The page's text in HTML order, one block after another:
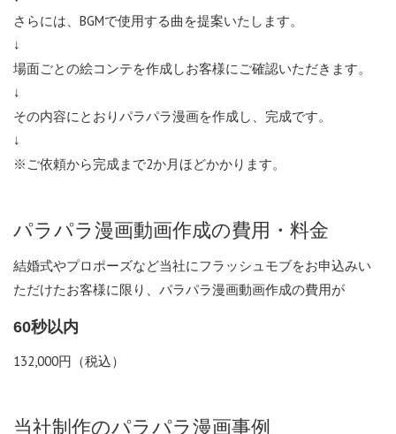
さらには、BGMで使用する曲を提案いたします。
↓
場面ごとの絵コンテを作成しお客様にご確認いただきます。
↓
その内容にとおりパラパラ漫画を作成し、完成です。
↓
※ご依頼から完成まで2か月ほどかかります。
パラパラ漫画動画作成の費用・料金
結婚式やプロポーズなど当社にフラッシュモブをお申込みい
ただけたお客様に限り、パラパラ漫画動画作成の費用が
60秒以内
132,000円（税込）
当社制作のパラパラ漫画事例